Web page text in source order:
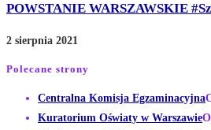
POWSTANIE WARSZAWSKIE
2 sierpnia 2021
Polecane strony
Centralna Komisja Egzaminacyjna
Kuratorium Oświaty w Warszawie